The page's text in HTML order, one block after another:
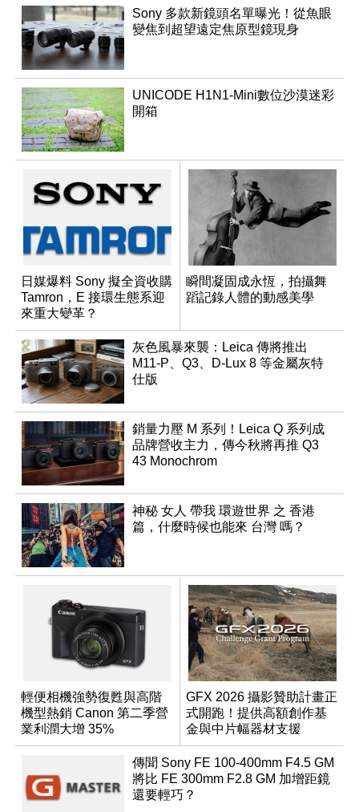
Sony 多款新鏡頭名單曝光！從魚眼
變焦到超望遠定焦原型鏡現身
UNICODE H1N1-Mini數位沙漠迷彩
開箱
日媒爆料 Sony 擬全資收購
Tamron，E 接環生態系迎
來重大變革？
瞬間凝固成永恆，拍攝舞
蹈記錄人體的動感美學
灰色風暴來襲：Leica 傳將推出
M11-P、Q3、D-Lux 8 等金屬灰特
仕版
銷量力壓 M 系列！Leica Q 系列成
品牌營收主力，傳今秋將再推 Q3
43 Monochrom
神秘 女人 帶我 環遊世界 之 香港
篇，什麼時候也能來 台灣 嗎？
輕便相機強勢復甦與高階
機型熱銷 Canon 第二季營
業利潤大增 35%
GFX 2026 攝影贊助計畫正
式開跑！提供高額創作基
金與中片幅器材支援
傳聞 Sony FE 100-400mm F4.5 GM
將比 FE 300mm F2.8 GM 加增距鏡
還要輕巧？